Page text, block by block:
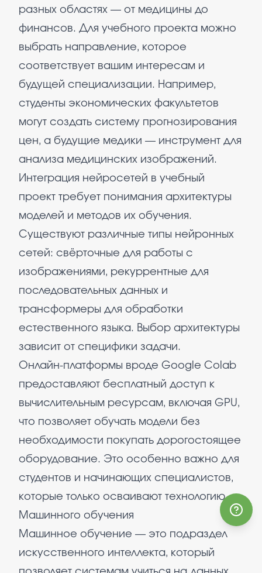
разных областях — от медицины до
финансов. Для учебного проекта можно
выбрать направление, которое
соответствует вашим интересам и
будущей специализации. Например,
студенты экономических факультетов
могут создать систему прогнозирования
цен, а будущие медики — инструмент для
анализа медицинских изображений.
Интеграция нейросетей в учебный
проект требует понимания архитектуры
моделей и методов их обучения.
Существуют различные типы нейронных
сетей: свёрточные для работы с
изображениями, рекуррентные для
последовательных данных и
трансформеры для обработки
естественного языка. Выбор архитектуры
зависит от специфики задачи.
Онлайн-платформы вроде Google Colab
предоставляют бесплатный доступ к
вычислительным ресурсам, включая GPU,
что позволяет обучать модели без
необходимости покупать дорогостоящее
оборудование. Это особенно важно для
студентов и начинающих специалистов,
которые только осваивают технологию.
Машинного обучения
Машинное обучение — это подраздел
искусственного интеллекта, который